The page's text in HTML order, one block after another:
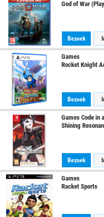
God of War
Bezoek
Games
Rocket Knight
Bezoek
Games Code in
Shining
Bezoek
Games
Racket Sports